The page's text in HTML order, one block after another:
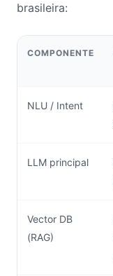
brasileira:
COMPONENTE
NLU / Intent
LLM principal
Vector DB
(RAG)